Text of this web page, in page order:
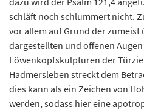
schläft noch schlummert nicht.
vor allem auf Grund der
dargestellten und offenen
Löwenkopfskulpturen der
Hadmersleben streckt dem
dies kann als ein Zeichen von
werden, sodass hier eine